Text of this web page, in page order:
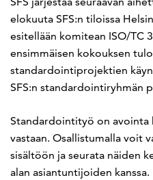
elokuuta SFS:n tiloissa
esitellään komitean ISO/TC
ensimmäisen kokouksen
standardointiprojektien
SFS:n standardointiryhmän
Standardointityö on avointa
vastaan. Osallistumalla voit
sisältöön ja seurata näiden
alan asiantuntijoiden kanssa.